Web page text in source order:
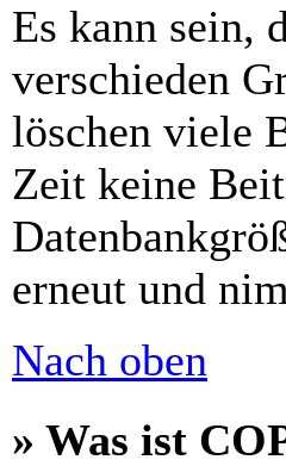
Es kann sein,
verschieden
löschen viele
Zeit keine
erneut und
Nach oben
» Was ist